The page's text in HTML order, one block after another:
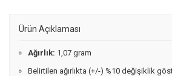
Ürün Açıklaması
Ağırlık: 1,07 gram
Belirtilen ağırlıkta (+/-) %10 değişiklik